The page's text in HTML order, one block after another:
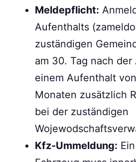
Meldepflicht:
Aufenthalts
zuständigen
am 30. Tag nach
einem Aufenthalt
Monaten zusätzlich
bei der zuständigen
Kfz-Ummeldung: